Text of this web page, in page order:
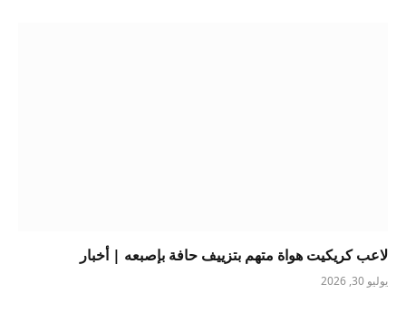
لاعب كريكيت هواة متهم بتزييف حافة بإصبعه | أخبار
يوليو 30, 2026